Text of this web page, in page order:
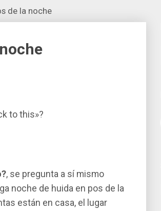
de la noche
to this»?
, se pregunta a sí­ mismo
noche de huida en pos de la
están en casa, el lugar